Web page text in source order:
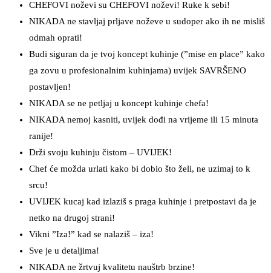
CHEFOVI noževi su CHEFOVI noževi! Ruke k sebi!
NIKADA ne stavljaj prljave noževe u sudoper ako ih ne misliš
odmah oprati!
Budi siguran da je tvoj koncept kuhinje (”mise en place” kako
ga zovu u profesionalnim kuhinjama) uvijek SAVRŠENO
postavljen!
NIKADA se ne petljaj u koncept kuhinje chefa!
NIKADA nemoj kasniti, uvijek dođi na vrijeme ili 15 minuta
ranije!
Drži svoju kuhinju čistom – UVIJEK!
Chef će možda urlati kako bi dobio što želi, ne uzimaj to k
srcu!
UVIJEK kucaj kad izlaziš s praga kuhinje i pretpostavi da je
netko na drugoj strani!
Vikni ”Iza!” kad se nalaziš – iza!
Sve je u detaljima!
NIKADA ne žrtvuj kvalitetu nauštrb brzine!